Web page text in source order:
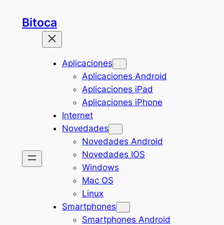
Bitoca
Aplicaciones
Aplicaciones Android
Aplicaciones iPad
Aplicaciones iPhone
Internet
Novedades
Novedades Android
Novedades IOS
Windows
Mac OS
Linux
Smartphones
Smartphones Android